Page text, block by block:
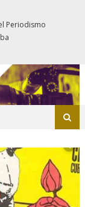
Periodismo